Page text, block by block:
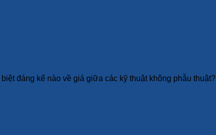
đáng kể nào về giá giữa các kỹ thuật không phẫu thuật?